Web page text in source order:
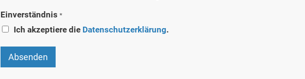
Einverständnis *
Ich akzeptiere die Datenschutzerklärung.
Absenden